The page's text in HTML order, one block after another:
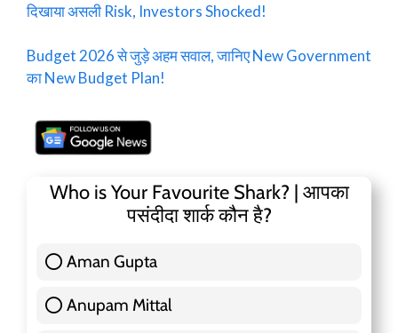
दिखाया असली Risk, Investors Shocked!
Budget 2026 से जुड़े अहम सवाल, जानिए New Government
का New Budget Plan!
Who is Your Favourite Shark? | आपका
पसंदीदा शार्क कौन है?
Aman Gupta
Anupam Mittal